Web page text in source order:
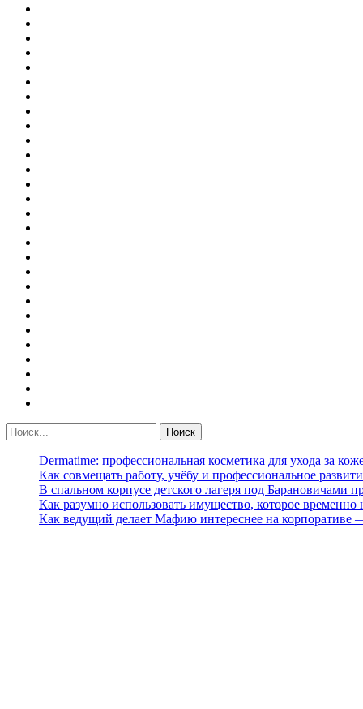
Dermatime: профессиональная косметика для ухода за
Как совмещать работу, учёбу и профессиональное
В спальном корпусе детского лагеря под Барановичами
Как разумно использовать имущество, которое
Как ведущий делает Мафию интереснее на корпоративе